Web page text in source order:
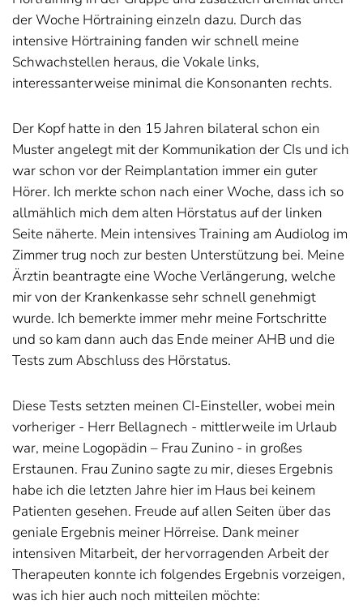
der Woche Hörtraining einzeln dazu. Durch das
intensive Hörtraining fanden wir schnell meine
Schwachstellen heraus, die Vokale links,
interessanterweise minimal die Konsonanten rechts.
Der Kopf hatte in den 15 Jahren bilateral schon ein
Muster angelegt mit der Kommunikation der CIs und ich
war schon vor der Reimplantation immer ein guter
Hörer. Ich merkte schon nach einer Woche, dass ich so
allmählich mich dem alten Hörstatus auf der linken
Seite näherte. Mein intensives Training am Audiolog im
Zimmer trug noch zur besten Unterstützung bei. Meine
Ärztin beantragte eine Woche Verlängerung, welche
mir von der Krankenkasse sehr schnell genehmigt
wurde. Ich bemerkte immer mehr meine Fortschritte
und so kam dann auch das Ende meiner AHB und die
Tests zum Abschluss des Hörstatus.
Diese Tests setzten meinen CI-Einsteller, wobei mein
vorheriger - Herr Bellagnech - mittlerweile im Urlaub
war, meine Logopädin – Frau Zunino - in großes
Erstaunen. Frau Zunino sagte zu mir, dieses Ergebnis
habe ich die letzten Jahre hier im Haus bei keinem
Patienten gesehen. Freude auf allen Seiten über das
geniale Ergebnis meiner Hörreise. Dank meiner
intensiven Mitarbeit, der hervorragenden Arbeit der
Therapeuten konnte ich folgendes Ergebnis vorzeigen,
was ich hier auch noch mitteilen möchte: